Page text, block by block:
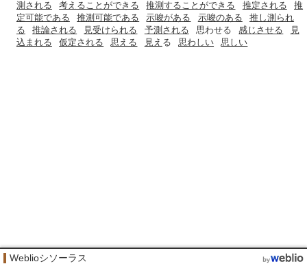
測される
考えることができる 推測することができる 推定される
推
定可能である
推測可能である 示唆がある 示唆のある
推し測られ
る
推論される 見受けられる 予測される 思わせる 感じさせる
見
込まれる
仮定される 思える 見え る 思わしい 思しい
Weblioシソーラス